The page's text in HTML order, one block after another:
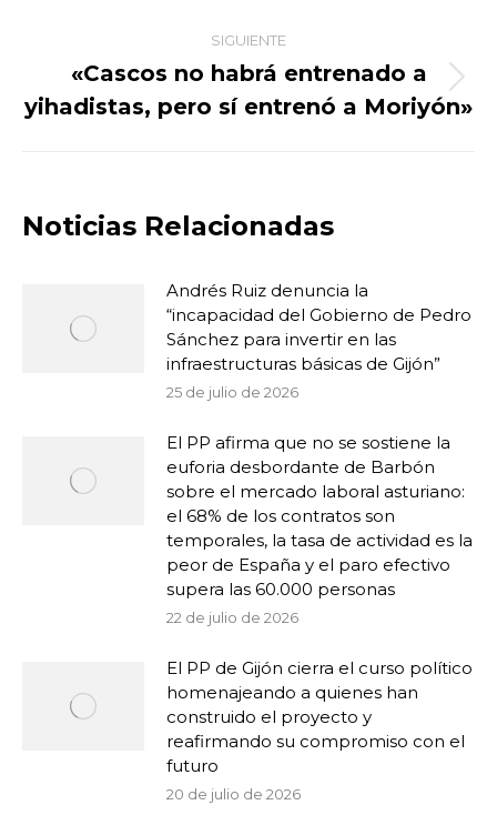
SIGUIENTE
Publicación
siguiente:
«Cascos no habrá entrenado a
yihadistas, pero sí entrenó a Moriyón»
Noticias Relacionadas
Andrés Ruiz denuncia la
“incapacidad del Gobierno de Pedro
Sánchez para invertir en las
infraestructuras básicas de Gijón”
25 de julio de 2026
El PP afirma que no se sostiene la
euforia desbordante de Barbón
sobre el mercado laboral asturiano:
el 68% de los contratos son
temporales, la tasa de actividad es la
peor de España y el paro efectivo
supera las 60.000 personas
22 de julio de 2026
El PP de Gijón cierra el curso político
homenajeando a quienes han
construido el proyecto y
reafirmando su compromiso con el
futuro
20 de julio de 2026